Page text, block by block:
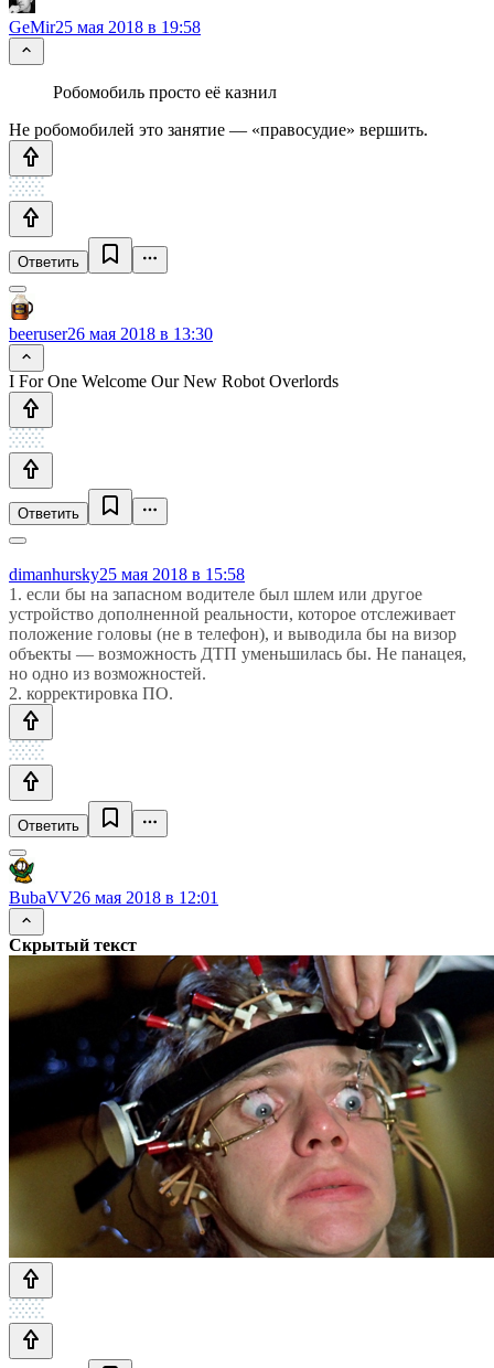
GeMir25 мая 2018 в 19:58
Робомобиль просто её казнил
Не робомобилей это занятие — «правосудие» вершить.
Ответить
beeruser26 мая 2018 в 13:30
I For One Welcome Our New Robot Overlords
Ответить
dimanhursky25 мая 2018 в 15:58
1. если бы на запасном водителе был шлем или другое
устройство дополненной реальности, которое отслеживает
положение головы (не в телефон), и выводила бы на визор
объекты — возможность ДТП уменьшилась бы. Не панацея,
но одно из возможностей.
2. корректировка ПО.
Ответить
BubaVV26 мая 2018 в 12:01
Скрытый текст